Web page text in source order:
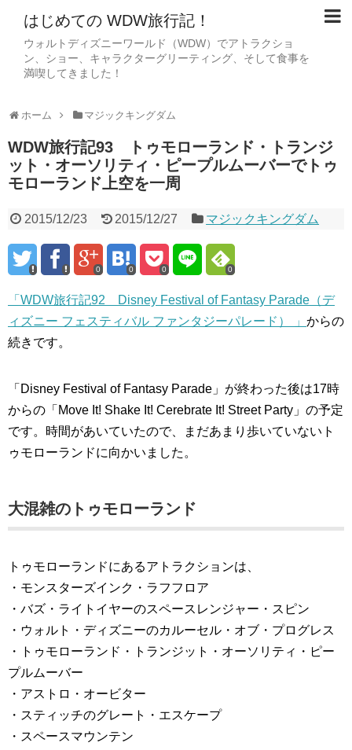
はじめての WDW旅行記！
ウォルトディズニーワールド（WDW）でアトラクショ
ン、ショー、キャラクターグリーティング、そして食事を
満喫してきました！
ホーム マジックキングダム
WDW旅行記93 トゥモローランド・トランジ
ット・オーソリティ・ピープルムーバーでトゥ
モローランド上空を一周
2015/12/23 2015/12/27 マジックキングダム
0 0 0 0
「WDW旅行記92 Disney Festival of Fantasy Parade（デ
ィズニー フェスティバル ファンタジーパレード） 」 からの
続きです。
「Disney Festival of Fantasy Parade」が終わった後は17時
からの「Move It! Shake It! Cerebrate It! Street Party」の予定
です。時間があいていたので、まだあまり歩いていないト
ゥモローランドに向かいました。
大混雑のトゥモローランド
トゥモローランドにあるアトラクションは、
・モンスターズインク・ラフフロア
・バズ・ライトイヤーのスペースレンジャー・スピン
・ウォルト・ディズニーのカルーセル・オブ・プログレス
・トゥモローランド・トランジット・オーソリティ・ピー
プルムーバー
・アストロ・オービター
・スティッチのグレート・エスケープ
・スペースマウンテン